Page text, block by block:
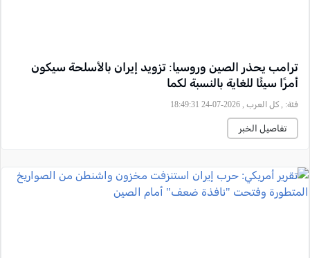
ترامب يحذر الصين وروسيا: تزويد إيران بالأسلحة سيكون
أمرًا سيئًا للغاية بالنسبة لكما
فئة: , كل العرب , 2026-07-24 18:49:31
تفاصيل الخبر